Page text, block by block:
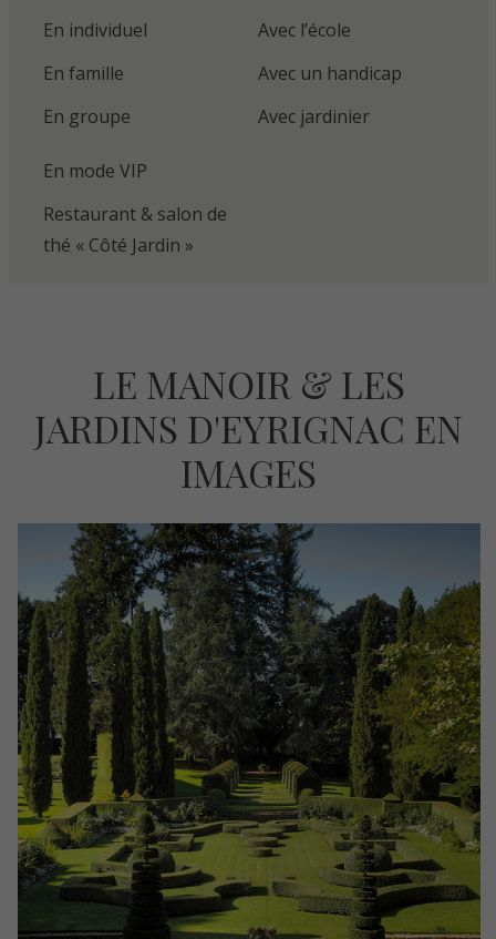
En individuel
En famille
En groupe
Avec l’école
Avec un handicap
Avec jardinier
En mode VIP
Restaurant & salon de
thé « Côté Jardin »
LE MANOIR & LES
JARDINS D'EYRIGNAC EN
IMAGES